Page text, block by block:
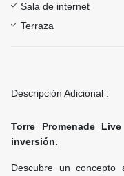
Sala de internet
Terraza
Descripción Adicional :
Torre Promenade
inversión.
Descubre un